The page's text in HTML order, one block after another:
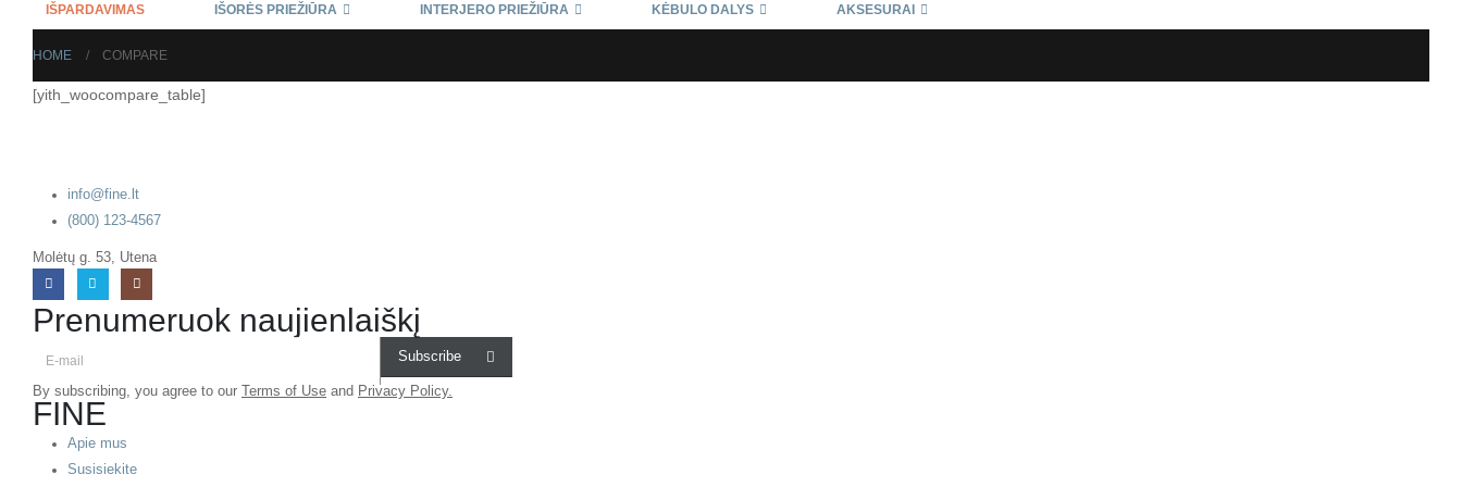
IŠPARDAVIMAS IŠORĖS PRIEŽIŪRA INTERJERO PRIEŽIŪRA KĖBULO DALYS AKSESURAI
HOME COMPARE
[yith_woocompare_table]
info@fine.lt
(800) 123-4567
Molėtų g. 53, Utena
Prenumeruok naujienlaiškį
Subscribe
By subscribing, you agree to our Terms of Use and Privacy Policy.
FINE
Apie mus
Susisiekite